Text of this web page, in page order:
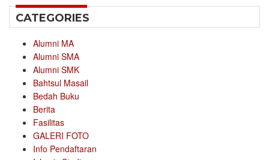
CATEGORIES
Alumni MA
Alumni SMA
Alumni SMK
Bahtsul Masail
Bedah Buku
Berita
Fasilitas
GALERI FOTO
Info Pendaftaran